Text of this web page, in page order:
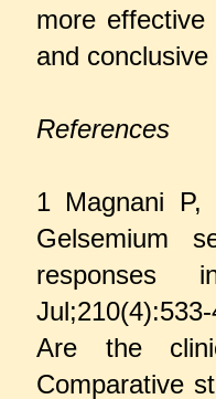
more
and
References
1 Magnani
Gelsemium
responses
Are the
Comparative